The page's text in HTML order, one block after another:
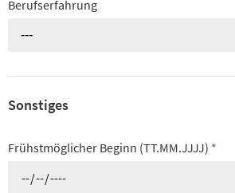
Berufserfahrung
---
Sonstiges
Frühstmöglicher Beginn (TT.MM.JJJJ) *